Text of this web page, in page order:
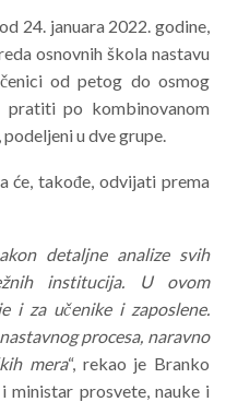
24. januara 2022. godine,
osnovnih škola nastavu
od petog do osmog
pratiti po kombinovanom
u dve grupe.
će, takođe, odvijati prema
detaljne analize svih
institucija. U ovom
i za učenike i zaposlene.
procesa, naravno
mera“, rekao je Branko
ministar prosvete, nauke i